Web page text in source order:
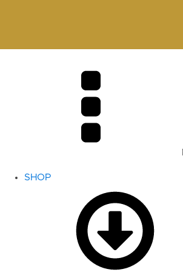
SHOP